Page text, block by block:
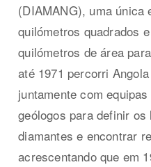
(DIAMANG), uma única
quilómetros quadrados
quilómetros de área
até 1971 percorri
juntamente com
geólogos para definir
diamantes e encontrar
acrescentando que em